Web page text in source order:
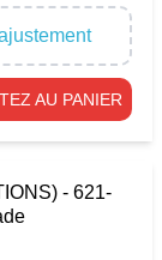
AU PANIER
- 621-